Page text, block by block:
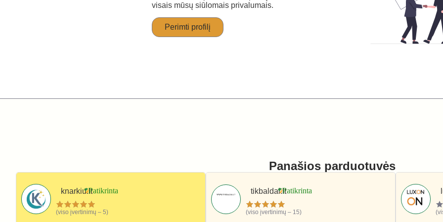
visais mūsų siūlomais privalumais.
Perimti profilį
Panašios parduotuvės
knarkiu.lt
(viso įvertinimų – 5)
tikbaldai.lt
(viso įvertinimų – 15)